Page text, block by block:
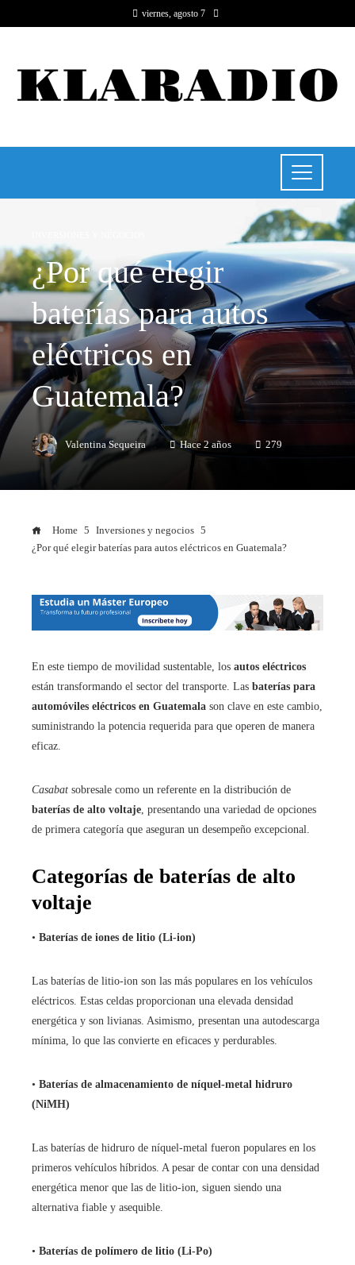
viernes, agosto 7
¿Por qué elegir
baterías para autos
eléctricos en
Guatemala?
Valentina Sequeira Hace 2 años 279
Home
Inversiones y negocios
¿Por qué elegir baterías para autos eléctricos en Guatemala?
En este tiempo de movilidad sustentable, los autos eléctricos
están transformando el sector del transporte. Las baterías para
automóviles eléctricos en Guatemala son clave en este cambio,
suministrando la potencia requerida para que operen de manera
eficaz.
Casabat sobresale como un referente en la distribución de
baterías de alto voltaje, presentando una variedad de opciones
de primera categoría que aseguran un desempeño excepcional.
Categorías de baterías de alto
voltaje
• Baterías de iones de litio (Li-ion)
Las baterías de litio-ion son las más populares en los vehículos
eléctricos. Estas celdas proporcionan una elevada densidad
energética y son livianas. Asimismo, presentan una autodescarga
mínima, lo que las convierte en eficaces y perdurables.
• Baterías de almacenamiento de níquel-metal hidruro
(NiMH)
Las baterías de hidruro de níquel-metal fueron populares en los
primeros vehículos híbridos. A pesar de contar con una densidad
energética menor que las de litio-ion, siguen siendo una
alternativa fiable y asequible.
• Baterías de polímero de litio (Li-Po)